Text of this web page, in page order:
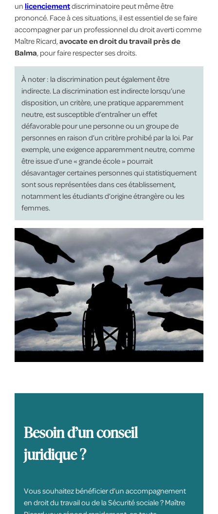
un licenciementdiscriminatoire peut même être
prononcé. Face à ces situations, il est essentiel de se faire
accompagner par un professionnel du droit averti comme
Maître Ricard,avocate en droit du travail près de
Balma, pour faire respecter ses droits.
À noter : la discrimination peut également être
indirecte. La discrimination est indirecte lorsqu’une
disposition, un critère, une pratique apparemment
neutre, est susceptible d’entraîner un effet
défavorable pour une personne ou un groupe de
personnes en raison d’un critère prohibé par la loi. Par
exemple, une exigence apparemment neutre, comme
être issue d’une « grande école » pourrait
désavantager certaines personnes qui statistiquement
sont sous représentées dans ces établissement,
notamment les étudiants d’origine étrangère ou les
femmes.
Besoin d’un conseil
juridique ?
Vous souhaitez bénéficier d’un accompagnement
en droit du travail ou de la Sécurité sociale ? Maître